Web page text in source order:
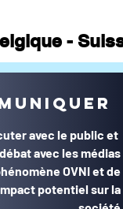
-
avec le public et
avec les médias
OVNI et de
potentiel sur la